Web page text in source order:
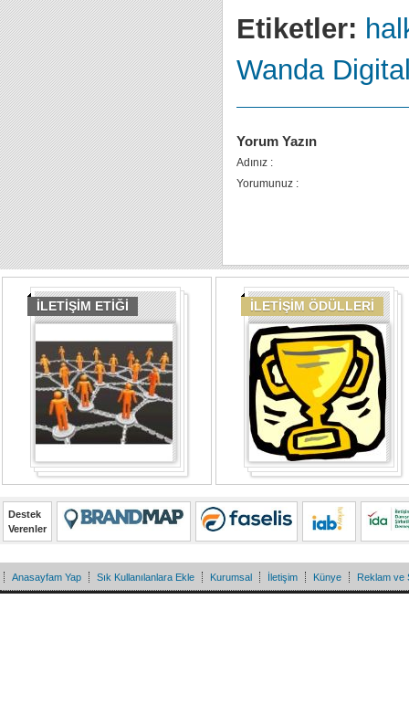
Etiketler:
Wanda
Yorum Yazın
Adınız :
Yorumunuz :
İLETİŞİM ETİĞİ İLETİŞİM ÖDÜLLERİ
Destek
Verenler
Anasayfam Yap Sık Kullanılanlara Ekle Kurumsal İletişim Künye Reklam ve